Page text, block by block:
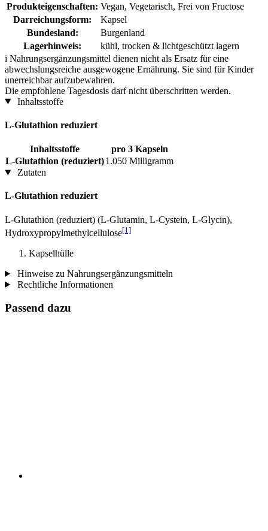
Produkteigenschaften: Vegan, Vegetarisch, Frei von Fructose
Darreichungsform:
Kapsel
Bundesland:
Burgenland
Lagerhinweis:
kühl, trocken & lichtgeschützt lagern
i Nahrungsergänzungsmittel dienen nicht als Ersatz für eine
abwechslungsreiche ausgewogene Ernährung. Sie sind für Kinder
unerreichbar aufzubewahren.
Die empfohlene Tagesdosis darf nicht überschritten werden.
Inhaltsstoffe
L-Glutathion reduziert
Inhaltsstoffe
pro 3 Kapseln
L-Glutathion (reduziert)1.050 Milligramm
Zutaten
L-Glutathion reduziert
L-Glutathion (reduziert) (L-Glutamin, L-Cystein, L-Glycin),
Hydroxypropylmethylcellulose[1]
Kapselhülle
Hinweise zu Nahrungsergänzungsmitteln
Rechtliche Informationen
Passend dazu